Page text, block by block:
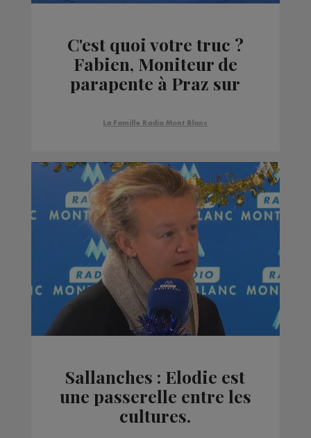
C'est quoi votre truc ?
Fabien, Moniteur de
parapente à Praz sur
La Famille Radio Mont Blanc
Sallanches : Elodie est
une passerelle entre les
cultures.